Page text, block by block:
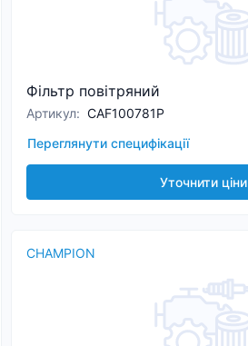
Фільтр повітряний
Артикул: CAF100781P
Переглянути специфікації
Уточнити ціни
CHAMPION